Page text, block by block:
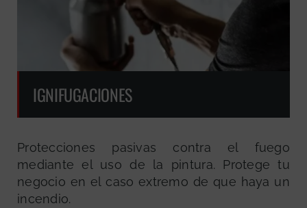
IGNIFUGACIONES
Protecciones pasivas contra el fuego
mediante el uso de la pintura. Protege tu
negocio en el caso extremo de que haya un
incendio.